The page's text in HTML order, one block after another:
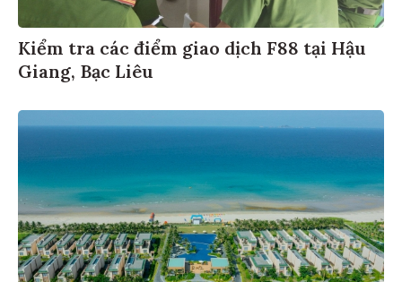
Kiểm tra các điểm giao dịch F88 tại Hậu
Giang, Bạc Liêu